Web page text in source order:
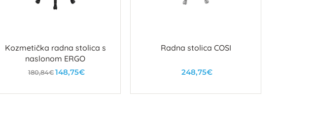
Kozmetička radna stolica s
naslonom ERGO
180,84€148,75€
U košaricu
Radna stolica COSI
248,75€
U košaricu